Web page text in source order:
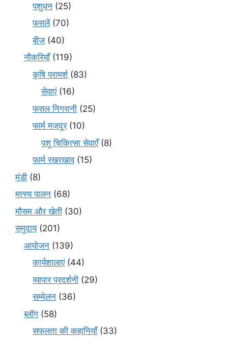
पशुधन (25)
फसलें(70)
बीज (40)
नौकरियाँ(119)
कृषि परामर्श(83)
सेवाएं(16)
फसल निगरानी (25)
फार्म मजदूर(10)
पशु चिकित्सा सेवाएँ(8)
फार्म रखरखाव(15)
मंडी (8)
मत्स्य पालन (68)
मौसम और खेती (30)
समुदाय(201)
आयोजन (139)
कार्यशालाएं(44)
व्यापार प्रदर्शनी (29)
सम्मेलन (36)
ब्लॉग (58)
सफलता की कहानियाँ(33)